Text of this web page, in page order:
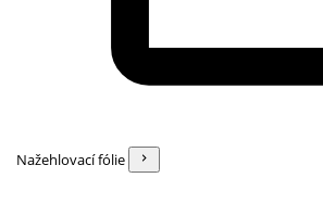
Nažehlovací fólie